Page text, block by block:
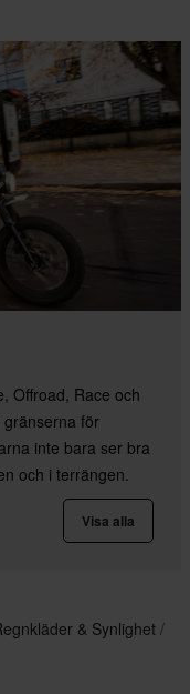
Offroad, Race och
för
inte bara ser bra
och i terrängen.
Visa alla
& Synlighet